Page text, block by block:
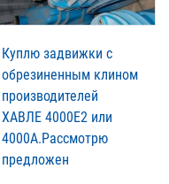
Куплю задвижки с
обрезиненным клином
производителей
XАВЛЕ 4000Е2 или
4000А.Рассмотрю
предложен